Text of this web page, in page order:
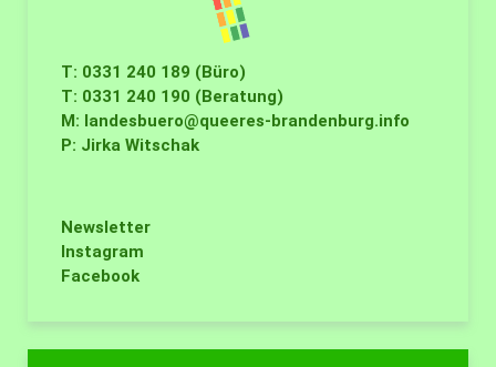
T: 0331 240 189 (Büro)
T: 0331 240 190 (Beratung)
M: landesbuero@queeres-brandenburg.info
P: Jirka Witschak
Newsletter
Instagram
Facebook